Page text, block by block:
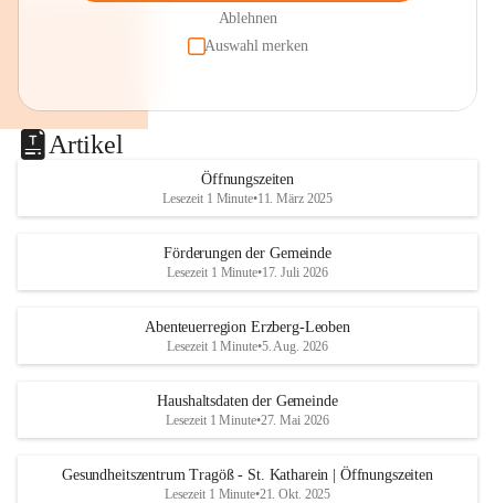
Ablehnen
Auswahl merken
Artikel
Öffnungszeiten
Lesezeit 1 Minute•11. März 2025
Förderungen der Gemeinde
Lesezeit 1 Minute•17. Juli 2026
Abenteuerregion Erzberg-Leoben
Lesezeit 1 Minute•5. Aug. 2026
Haushaltsdaten der Gemeinde
Lesezeit 1 Minute•27. Mai 2026
Gesundheitszentrum Tragöß - St. Katharein | Öffnungszeiten
Lesezeit 1 Minute•21. Okt. 2025